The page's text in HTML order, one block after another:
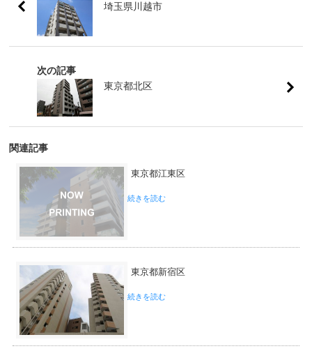
埼玉県川越市
次の記事
東京都北区
関連記事
東京都江東区
続きを読む
東京都新宿区
続きを読む